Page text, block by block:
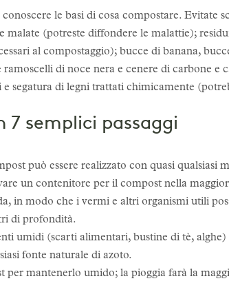
le basi di cosa compostare. Evitate
malate (potreste diffondere le malattie);
al compostaggio); bucce di banana,
di noce nera e cenere di carbone e
segatura di legni trattati chimicamente
semplici passaggi
può essere realizzato con quasi qualsiasi
un contenitore per il compost nella
in modo che i vermi e altri organismi utili
di profondità.
umidi (scarti alimentari, bustine di tè, alghe)
fonte naturale di azoto.
mantenerlo umido; la pioggia farà la